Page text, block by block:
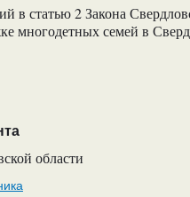
в статью 2 Закона
многодетных семей в
области